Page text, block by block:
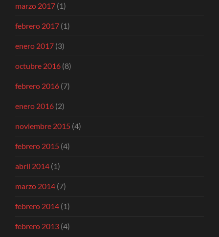
marzo 2017 (1)
febrero 2017 (1)
enero 2017 (3)
octubre 2016 (8)
febrero 2016 (7)
enero 2016 (2)
noviembre 2015 (4)
febrero 2015 (4)
abril 2014 (1)
marzo 2014 (7)
febrero 2014 (1)
febrero 2013 (4)